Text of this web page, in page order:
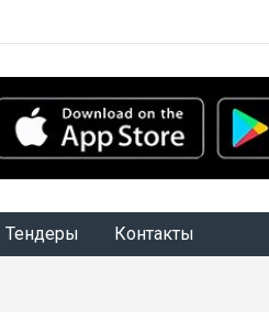
Тендеры Контакты